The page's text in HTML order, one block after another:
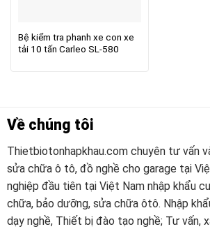
Bệ kiểm tra phanh xe con xe
tải 10 tấn Carleo SL-580
Về chúng tôi
Thietbiotonhapkhau.com chuyên tư vấn
sửa chữa ô tô, đồ nghề cho garage tại
nghiệp đầu tiên tại Việt Nam nhập khẩu
chữa, bảo dưỡng, sửa chữa ôtô. Nhập
dạy nghề, Thiết bị đào tạo nghề; Tư vấn,